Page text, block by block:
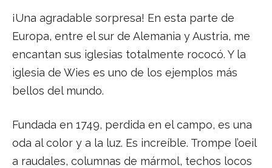
¡Una agradable sorpresa! En esta parte de
Europa, entre el sur de Alemania y Austria, me
encantan sus iglesias totalmente rococó. Y la
iglesia de Wies es uno de los ejemplos más
bellos del mundo.
Fundada en 1749, perdida en el campo, es una
oda al color y a la luz. Es increíble. Trompe l’oeil
a raudales, columnas de mármol, techos locos